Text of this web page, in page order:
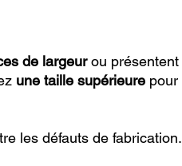
de largeurou présentent
une taille supérieure pour
les défauts de fabrication.